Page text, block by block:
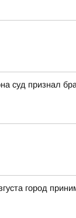
суд признал
город